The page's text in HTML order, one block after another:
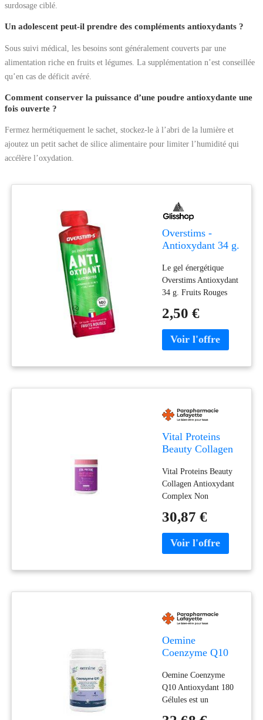
surdosage ciblé.
Un adolescent peut-il prendre des compléments antioxydants ?
Sous suivi médical, les besoins sont généralement couverts par une
alimentation riche en fruits et légumes. La supplémentation n’est conseillée
qu’en cas de déficit avéré.
Comment conserver la puissance d’une poudre antioxydante une
fois ouverte ?
Fermez hermétiquement le sachet, stockez-le à l’abri de la lumière et
ajoutez un petit sachet de silice alimentaire pour limiter l’humidité qui
accélère l’oxydation.
Overstims -
Antioxydant 34 g.
Gel Energétique
Le gel énergétique
Overstims Antioxydant
34 g. Fruits Rouges
en énergie, idéal pour
soutenir l’effort
prolongé des sportifs
2,50 €
Vital Proteins
Beauty Collagen
Complex Non
Aromatisé 315 g -
Pot
Vital Proteins Beauty
Collagen Antioxydant
Complex Non
formulé pour préserver
la jeunesse de la peauIl
associe une haute
peptides de collagène à
pour
30,87 €
Oemine
Coenzyme Q10
Gélules - Pot 1
Oemine Coenzyme
Q10 Antioxydant 180
Gélules est un